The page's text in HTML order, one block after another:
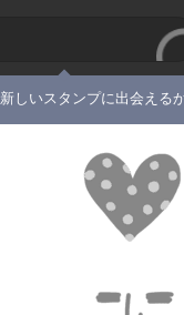
しいスタンプに出会える